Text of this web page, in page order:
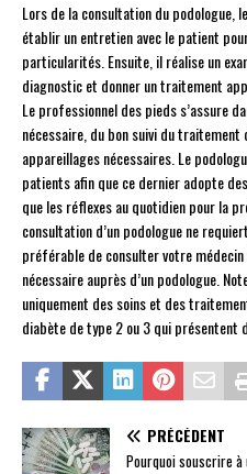
Lors de la consultation du podologue,
établir un entretien avec le patient
particularités. Ensuite, il réalise un
diagnostic et donner un traitement
Le professionnel des pieds s’assure
nécessaire, du bon suivi du traitement
appareillages nécessaires. Le
patients afin que ce dernier adopte
que les réflexes au quotidien pour la
consultation d’un podologue ne
préférable de consulter votre
nécessaire auprès d’un podologue.
uniquement des soins et des
diabète de type 2 ou 3 qui présentent
PRÉCÉDENT
Pourquoi souscrire